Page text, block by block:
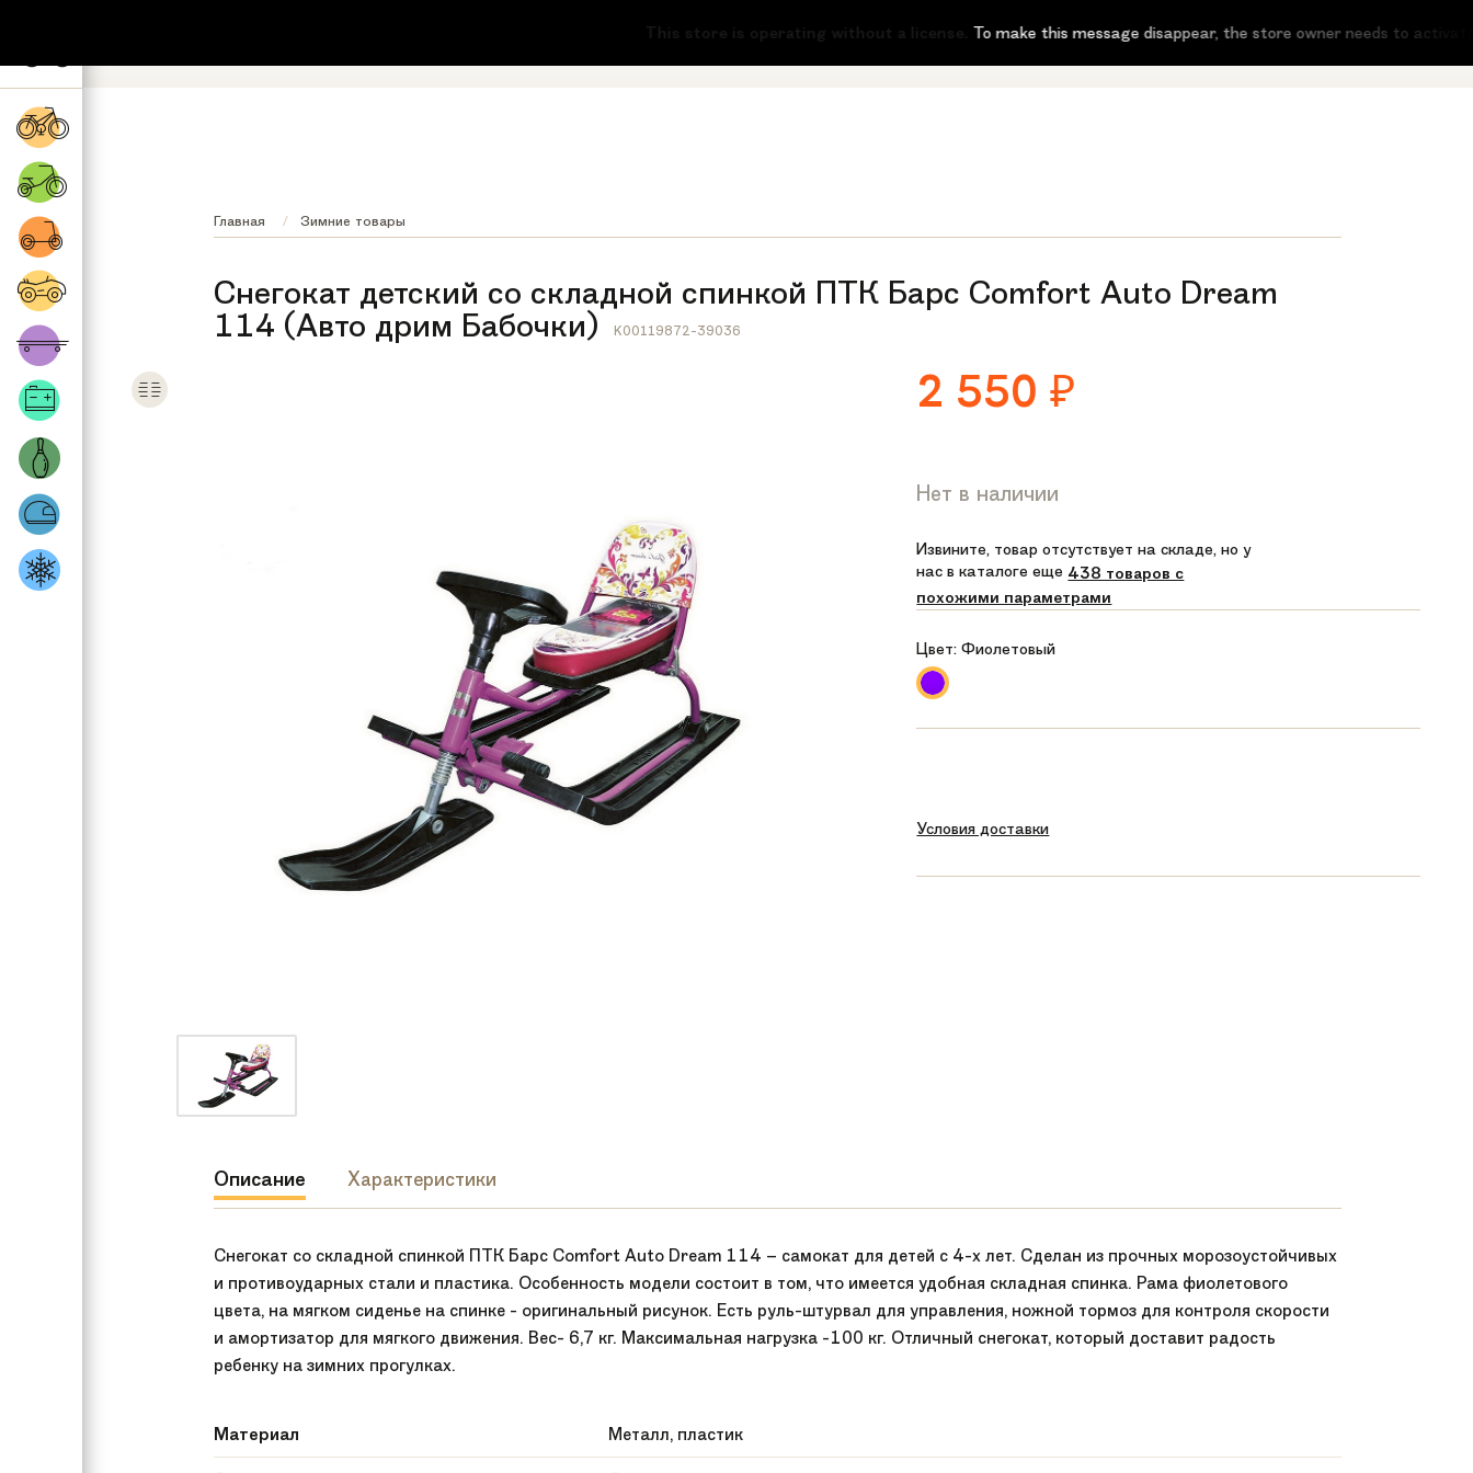
This store is operating without a license. To make this message disappear, the store owner needs to activate
Главная Зимние товары
Снегокат детский со складной спинкой ПТК Барс Comfort Auto Dream
114 (Авто дрим Бабочки) K00119872-39036
2 550₽
Нет в наличии
Извините, товар отсутствует на складе, но у
нас в каталоге еще 438 товаров с
похожими параметрами
Цвет:Фиолетовый
Условия доставки
Описание Характеристики
Снегокат со складной спинкой ПТК Барс Comfort Auto Dream 114 – самокат для детей с 4-х лет. Сделан из прочных морозоустойчивых
и противоударных стали и пластика. Особенность модели состоит в том, что имеется удобная складная спинка. Рама фиолетового
цвета, на мягком сиденье на спинке - оригинальный рисунок. Есть руль-штурвал для управления, ножной тормоз для контроля скорости
и амортизатор для мягкого движения. Вес- 6,7 кг. Максимальная нагрузка -100 кг. Отличный снегокат, который доставит радость
ребенку на зимних прогулках.
Материал
Металл, пластик